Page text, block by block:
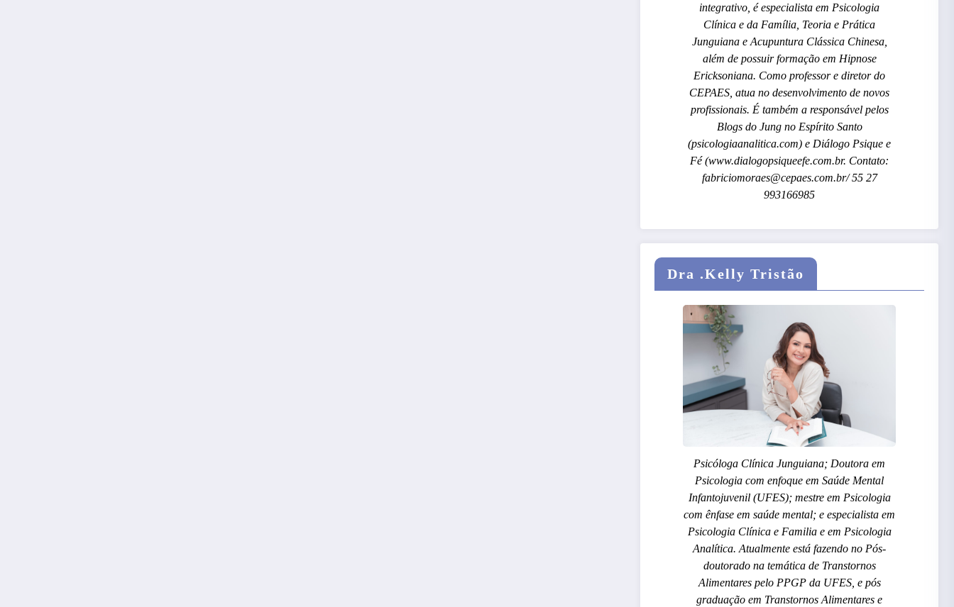
integrativo, é especialista em Psicologia
Clínica e da Família, Teoria e Prática
Junguiana e Acupuntura Clássica Chinesa,
além de possuir formação em Hipnose
Ericksoniana. Como professor e diretor do
CEPAES, atua no desenvolvimento de novos
profissionais. É também a responsável pelos
Blogs do Jung no Espírito Santo
(psicologiaanalitica.com) e Diálogo Psique e
Fé (www.dialogopsiqueefe.com.br. Contato:
fabriciomoraes@cepaes.com.br/ 55 27
993166985
Dra .Kelly Tristão
Psicóloga Clínica Junguiana; Doutora em
Psicologia com enfoque em Saúde Mental
Infantojuvenil (UFES); mestre em Psicologia
com ênfase em saúde mental; e especialista em
Psicologia Clínica e Familia e em Psicologia
Analítica. Atualmente está fazendo no Pós-
doutorado na temática de Transtornos
Alimentares pelo PPGP da UFES, e pós
graduação em Transtornos Alimentares e